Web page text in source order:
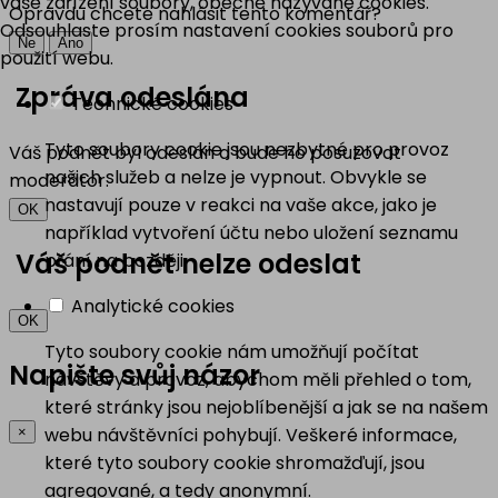
Opravdu chcete nahlásit tento komentář?
Ne Ano
Zpráva odeslána
Váš podnět byl odeslán a bude ho posuzovat
moderátor.
OK
Váš podnět nelze odeslat
OK
Napište svůj názor
×
Odsouhlaste prosím nastavení cookies souborů pro
použití webu.
Technické cookies
Tyto soubory cookie jsou nezbytné pro provoz
našich služeb a nelze je vypnout. Obvykle se
nastavují pouze v reakci na vaše akce, jako je
například vytvoření účtu nebo uložení seznamu
přání na později.
Analytické cookies
Tyto soubory cookie nám umožňují počítat
návštěvy a provoz, abychom měli přehled o tom,
které stránky jsou nejoblíbenější a jak se na našem
webu návštěvníci pohybují. Veškeré informace,
které tyto soubory cookie shromažďují, jsou
agregované, a tedy anonymní.